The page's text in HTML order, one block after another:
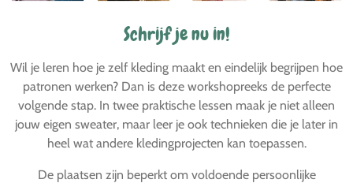
Schrijf je nu in!
Wil je leren hoe je zelf kleding maakt en eindelijk begrijpen hoe
patronen werken? Dan is deze workshopreeks de perfecte
volgende stap. In twee praktische lessen maak je niet alleen
jouw eigen sweater, maar leer je ook technieken die je later in
heel wat andere kledingprojecten kan toepassen.
De plaatsen zijn beperkt om voldoende persoonlijke